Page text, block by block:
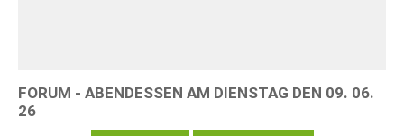
FORUM - ABENDESSEN AM DIENSTAG DEN 09. 06.
26